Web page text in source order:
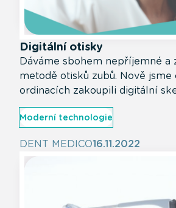
Digitální otisky
Dáváme sbohem nepříjemné a
metodě otisků zubů. Nově jsme
ordinacích zakoupili digitální
Trios Wireless Pod.
Moderní technologie
DENT MEDICO16.11.2022